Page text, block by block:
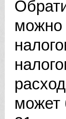
можно
может